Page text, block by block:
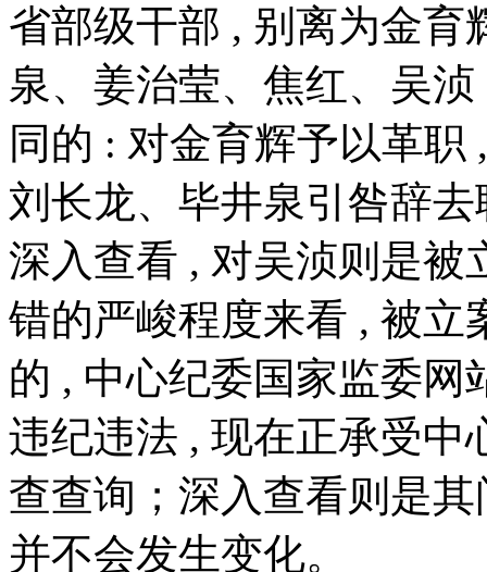
省部级干部 , 别离为金育
泉、姜治莹、焦红、吴
同的 : 对金育辉予以革
刘长龙、毕井泉引咎辞
深入查看 , 对吴浈则是被
错的严峻程度来看 , 被立
的 , 中心纪委国家监委网
违纪违法 , 现在正承受中
查查询；深入查看则是
并不会发生变化。